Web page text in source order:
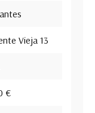
Vieja 13
€